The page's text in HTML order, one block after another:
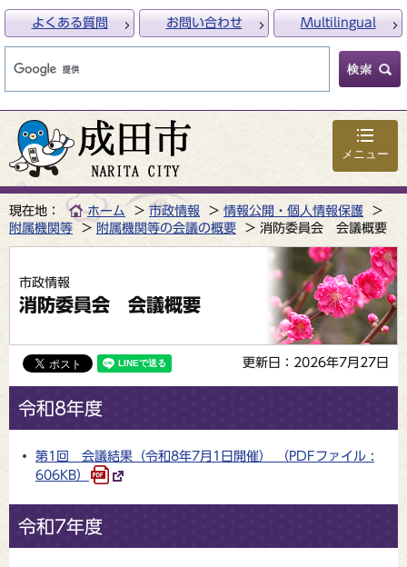
メニュー
よくある質問 お問い合わせ Multilingual
現在地： ホーム 市政情報
情報公開・個人情報保護
附属機関等
附属機関等の会議の概要 消防委員会 会議概要
市政情報
消防委員会 会議概要
更新日：2026年7月27日
令和8年度
第1回 会議結果（令和8年7月1日開催） （PDFファイル :
606KB）
令和7年度